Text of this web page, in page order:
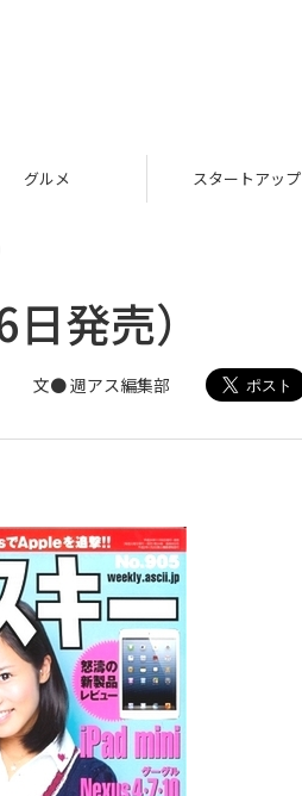
グルメ スタートアップ
発売）
文●週アス編集部